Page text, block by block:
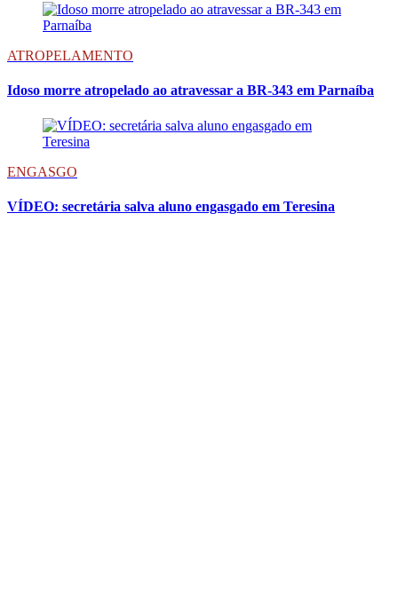
ATROPELAMENTO
Idoso morre atropelado ao atravessar a BR-343 em Parnaíba
ENGASGO
VÍDEO: secretária salva aluno engasgado em Teresina